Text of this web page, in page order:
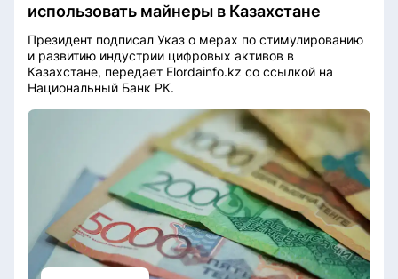
использовать майнеры в Казахстане
Президент подписал Указ о мерах по стимулированию
и развитию индустрии цифровых активов в
Казахстане, передает Elordainfo.kz со ссылкой на
Национальный Банк РК.